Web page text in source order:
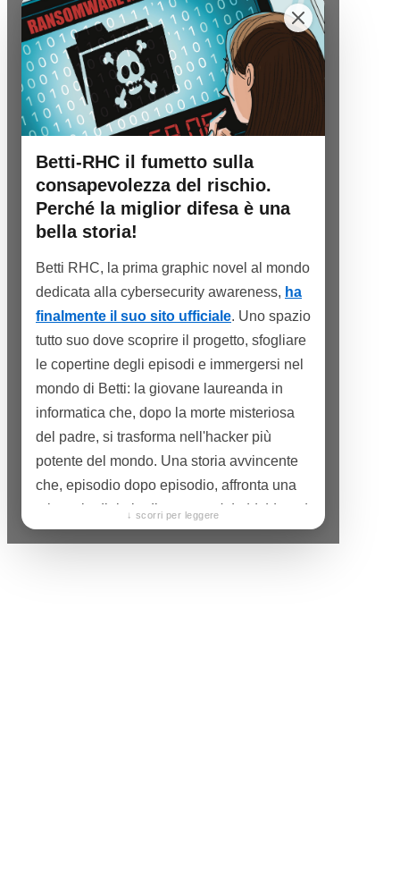
Betti-RHC il fumetto sulla
consapevolezza del rischio.
Perché la miglior difesa è una
bella storia!
Betti RHC, la prima graphic novel al mondo
dedicata alla cybersecurity awareness, ha
finalmente il suo sito ufficiale. Uno spazio
tutto suo dove scoprire il progetto, sfogliare
le copertine degli episodi e immergersi nel
mondo di Betti: la giovane laureanda in
informatica che, dopo la morte misteriosa
del padre, si trasforma nell'hacker più
potente del mondo. Una storia avvincente
che, episodio dopo episodio, affronta una
minaccia digitale diversa —
dal phishing al
ransomware, fino al cyberbullismo— e
↓ scorri per leggere